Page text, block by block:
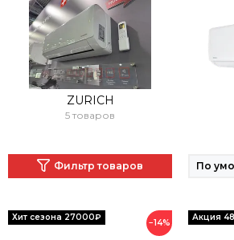
ZURICH
5 товаров
Фильтр товаров
−14%